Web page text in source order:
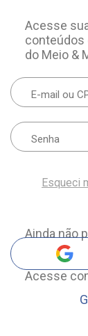
Acesse
conteúdos
do Meio &
Esqueci
Ainda não
Acesse